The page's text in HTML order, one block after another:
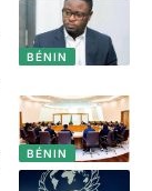
BÉNIN
BÉNIN